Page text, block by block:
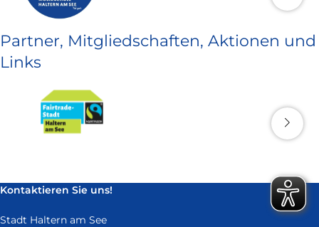
Partner, Mitgliedschaften, Aktionen und
Links
Kontaktieren Sie uns!
Stadt Haltern am See